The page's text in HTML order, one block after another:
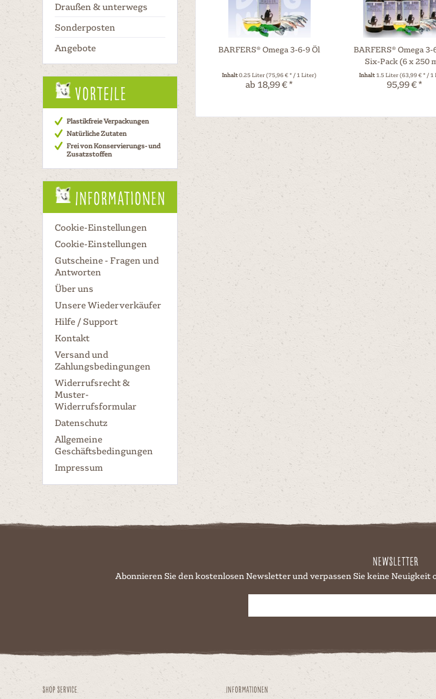
Draußen & unterwegs
Sonderposten
Angebote
Vorteile
Plastikfreie Verpackungen
Natürliche Zutaten
Frei von Konservierungs- und
Zusatzstoffen
Informationen
Cookie-Einstellungen
Cookie-Einstellungen
Gutscheine - Fragen und
Antworten
Über uns
Unsere Wiederverkäufer
Hilfe / Support
Kontakt
Versand und
Zahlungsbedingungen
Widerrufsrecht &
Muster-
Widerrufsformular
Datenschutz
Allgemeine
Geschäftsbedingungen
Impressum
BARFERS® Omega 3-6-9 Öl
Inhalt0.25 Liter(75,96 € * / 1 Liter)
ab 18,99 € *
BARFERS® Omega 3-
Six-Pack (6 x 250
Inhalt 1.5 Liter(63,99 € * / 1
95,99 € *
Newsletter
Abonnieren Sie den kostenlosen Newsletter und verpassen Sie keine
Shop Service Informationen